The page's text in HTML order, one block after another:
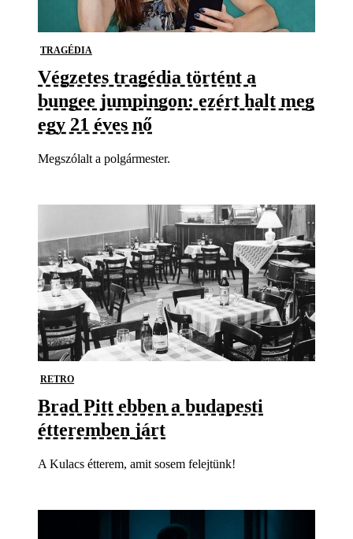
TRAGÉDIA
Végzetes tragédia történt a
bungee jumpingon: ezért halt meg
egy 21 éves nő
Megszólalt a polgármester.
RETRO
Brad Pitt ebben a budapesti
étteremben járt
A Kulacs étterem, amit sosem felejtünk!